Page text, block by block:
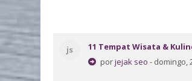
js
11 Tempat Wisata &
porjejak seo - domingo,